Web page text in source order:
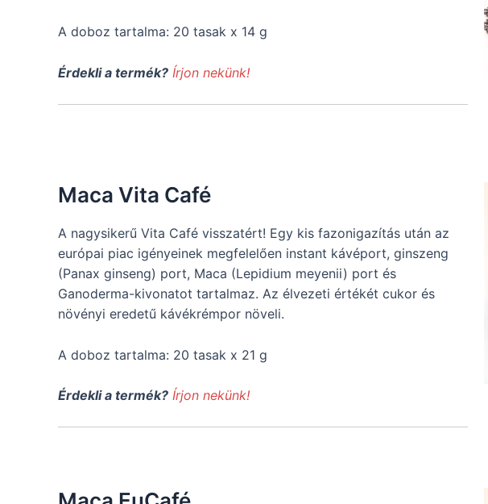
A doboz tartalma: 20 tasak x 14 g
Érdekli a termék? Írjon nekünk!
Maca Vita Café
A nagysikerű Vita Café visszatért! Egy kis fazonigazítás után az
európai piac igényeinek megfelelően instant kávéport, ginszeng
(Panax ginseng) port, Maca (Lepidium meyenii) port és
Ganoderma-kivonatot tartalmaz. Az élvezeti értékét cukor és
növényi eredetű kávékrémpor növeli.
A doboz tartalma: 20 tasak x 21 g
Érdekli a termék? Írjon nekünk!